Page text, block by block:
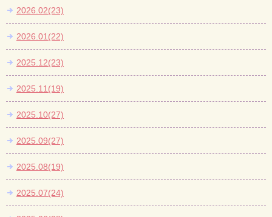
2026.02(23)
2026.01(22)
2025.12(23)
2025.11(19)
2025.10(27)
2025.09(27)
2025.08(19)
2025.07(24)